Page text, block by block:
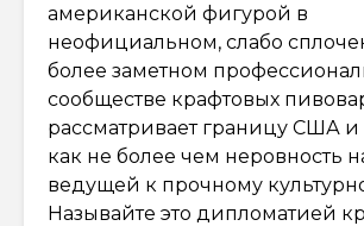
американской фигурой в
неофициальном, слабо
более заметном
сообществе крафтовых
рассматривает границу США
как не более чем неровность
ведущей к прочному
Называйте это дипломатией